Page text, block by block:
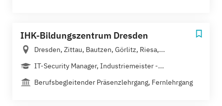
IHK-Bildungszentrum Dresden
Dresden, Zittau, Bautzen, Görlitz, Riesa,...
IT-Security Manager, Industriemeister -...
Berufsbegleitender Präsenzlehrgang, Fernlehrgang